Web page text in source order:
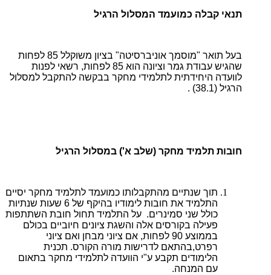
תנאי קבלה כמועמד המסלול הרגיל
בעל תואר "מוסמך אוניברסיטה" בציון משוקלל 85 לפחות
שהגיש עבודת גמר וציונה הוא 85 לפחות, רשאי לפנות
לוועדה היחידתית לתלמידי מחקר בבקשה להתקבל למסלול
הרגיל (38.1) .
חובות תלמיד מחקר (שלב א') במסלול הרגיל
תוך שנתיים מהתקבלותו כמועמד לתלמיד מחקר יסיים
התלמיד את חובות לימודיו בהיקף של 6 שעות שנתיות
כולל שני סמינרים. על התלמיד תחול חובת השתתפות
פעילה בקורסים אלה והשגת ציונים חיוביים בכולם
בממוצע 90 לפחות, אם ציוני מבחן ואם ציוני
רפרט,בהתאם לדרישות מורה הקורס. תכנית
הלימודים תקבע ע"י הוועדה לתלמידי מחקר בתאום
עם המנחה.